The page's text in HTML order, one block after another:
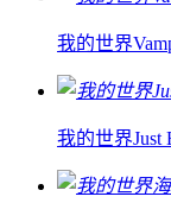
我的世界
我的世界Just